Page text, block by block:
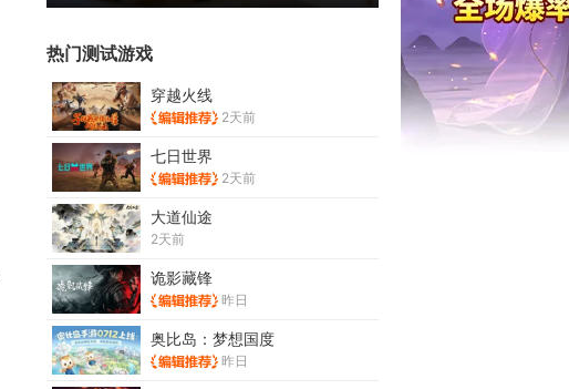
热门测试游戏
穿越火线
2天前
七日世界
2天前
大道仙途
2天前
诡影藏锋
昨日
奥比岛：梦想国度
昨日